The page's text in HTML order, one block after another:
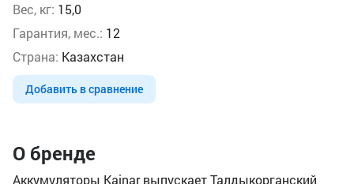
Вес, кг: 15,0
Гарантия, мес.: 12
Страна: Казахстан
Добавить в сравнение
О бренде
Аккумуляторы Kainar выпускает Талдыкорганский